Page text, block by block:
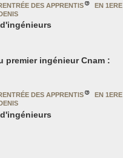
DES APPRENTIS
EN 1ERE
premier ingénieur Cnam :
DES APPRENTIS
EN 1ERE